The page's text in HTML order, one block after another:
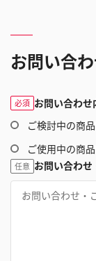
お問い合
必須 お問い合わせ
ご検討中の商
ご使用中の商
任意 お問い合わ